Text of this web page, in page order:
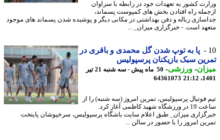
کشور به تعهدات خود در رابطه با سراوان
راه افتادن بخش های کمپوست پسماند،
زباله و دفن بهداشتی در مکانی دیگر و پوشیده شدن پسماند های موجود
است. - خبرگزاری میزان_ ...
پا به توپ شدن گل محمدی و باقری در
سبک بازیکنان پرسپولیس
- ورزشی-
50 ماه پیش - سه شنبه 21 تیر
64361073
فوتبال پرسپولیس، تمرین امروز (سه شنبه) را از
ساعت 19 در ورزشگاه شهید کاظمی آغاز کرد.
میزان_ طبق اعلام سایت باشگاه پرسپولیس، سرخپوشان پایتخت
امروز را با حضور در سالن ...